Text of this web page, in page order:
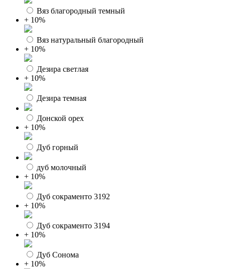
Вяз благородный темный
+ 10%
Вяз натуральный благородный
+ 10%
Дезира светлая
+ 10%
Дезира темная
Донской орех
+ 10%
Дуб горный
дуб молочный
+ 10%
Дуб сокраменто 3192
+ 10%
Дуб сокраменто 3194
+ 10%
Дуб Сонома
+ 10%